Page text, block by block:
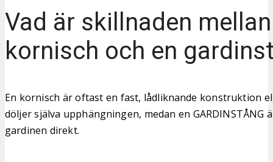
Vad är skillnaden
kornisch och en
En kornisch är oftast en fast, lådliknande konstruktion
döljer själva upphängningen, medan en GARDINSTÅNG
gardinen direkt.